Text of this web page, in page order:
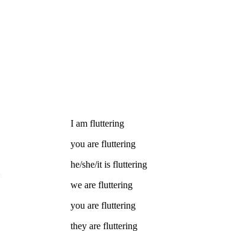
I am fluttering
you are fluttering
he/she/it is fluttering
we are fluttering
you are fluttering
they are fluttering